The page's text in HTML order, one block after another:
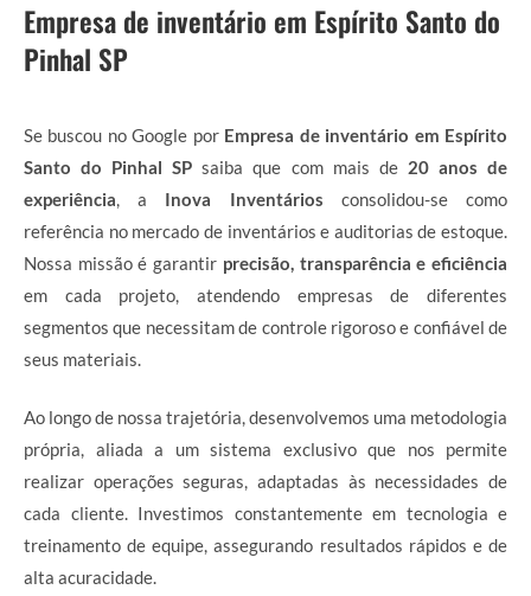
Empresa de inventário em Espírito Santo do
Pinhal SP
Se buscou no Google por Empresa de inventário em Espírito
Santo do Pinhal SP saiba que com mais de 20 anos de
experiência , a Inova Inventários consolidou-se como
referência no mercado de inventários e auditorias de estoque.
Nossa missão é garantir precisão, transparência e eficiência
em cada projeto, atendendo empresas de diferentes
segmentos que necessitam de controle rigoroso e confiável de
seus materiais.
Ao longo de nossa trajetória, desenvolvemos uma metodologia
própria, aliada a um sistema exclusivo que nos permite
realizar operações seguras, adaptadas às necessidades de
cada cliente. Investimos constantemente em tecnologia e
treinamento de equipe, assegurando resultados rápidos e de
alta acuracidade.